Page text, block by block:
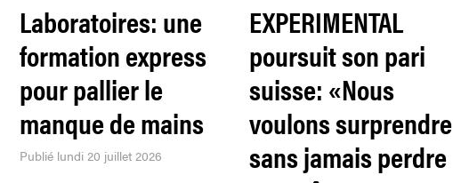
Laboratoires: une
formation express
pour pallier le
manque de mains
Publié lundi 20 juillet 2026
EXPERIMENTAL
poursuit son pari
suisse: «Nous
voulons surprendre
sans jamais perdre